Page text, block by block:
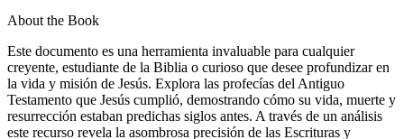
About the Book
Este documento es una herramienta invaluable para cualquier
creyente, estudiante de la Biblia o curioso que desee profundizar en
la vida y misión de Jesús. Explora las profecías del Antiguo
Testamento que Jesús cumplió, demostrando cómo su vida, muerte y
resurrección estaban predichas siglos antes. A través de un análisis
este recurso revela la asombrosa precisión de las Escrituras y